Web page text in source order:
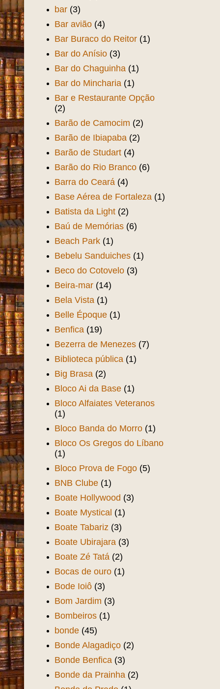
bar (3)
Bar avião (4)
Bar Buraco do Reitor (1)
Bar do Anísio (3)
Bar do Chaguinha (1)
Bar do Mincharia (1)
Bar e Restaurante Opção
(2)
Barão de Camocim (2)
Barão de Ibiapaba (2)
Barão de Studart (4)
Barão do Rio Branco (6)
Barra do Ceará (4)
Base Aérea de Fortaleza (1)
Batista da Light (2)
Baú de Memórias (6)
Beach Park (1)
Bebelu Sanduiches (1)
Beco do Cotovelo (3)
Beira-mar (14)
Bela Vista (1)
Belle Époque (1)
Benfica (19)
Bezerra de Menezes (7)
Biblioteca pública (1)
Big Brasa (2)
Bloco Ai da Base (1)
Bloco Alfaiates Veteranos
(1)
Bloco Banda do Morro (1)
Bloco Os Gregos do Líbano
(1)
Bloco Prova de Fogo (5)
BNB Clube (1)
Boate Hollywood (3)
Boate Mystical (1)
Boate Tabariz (3)
Boate Ubirajara (3)
Boate Zé Tatá (2)
Bocas de ouro (1)
Bode Ioiô (3)
Bom Jardim (3)
Bombeiros (1)
bonde (45)
Bonde Alagadiço (2)
Bonde Benfica (3)
Bonde da Prainha (2)